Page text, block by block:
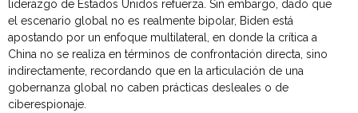
liderazgo de Estados Unidos refuerza. Sin embargo, dado que
el escenario global no es realmente bipolar, Biden está
apostando por un enfoque multilateral, en donde la crítica a
China no se realiza en términos de confrontación directa, sino
indirectamente, recordando que en la articulación de una
gobernanza global no caben prácticas desleales o de
ciberespionaje.